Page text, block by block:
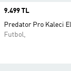
Price
9.499 TL
Predator Pro Kaleci
Futbol,